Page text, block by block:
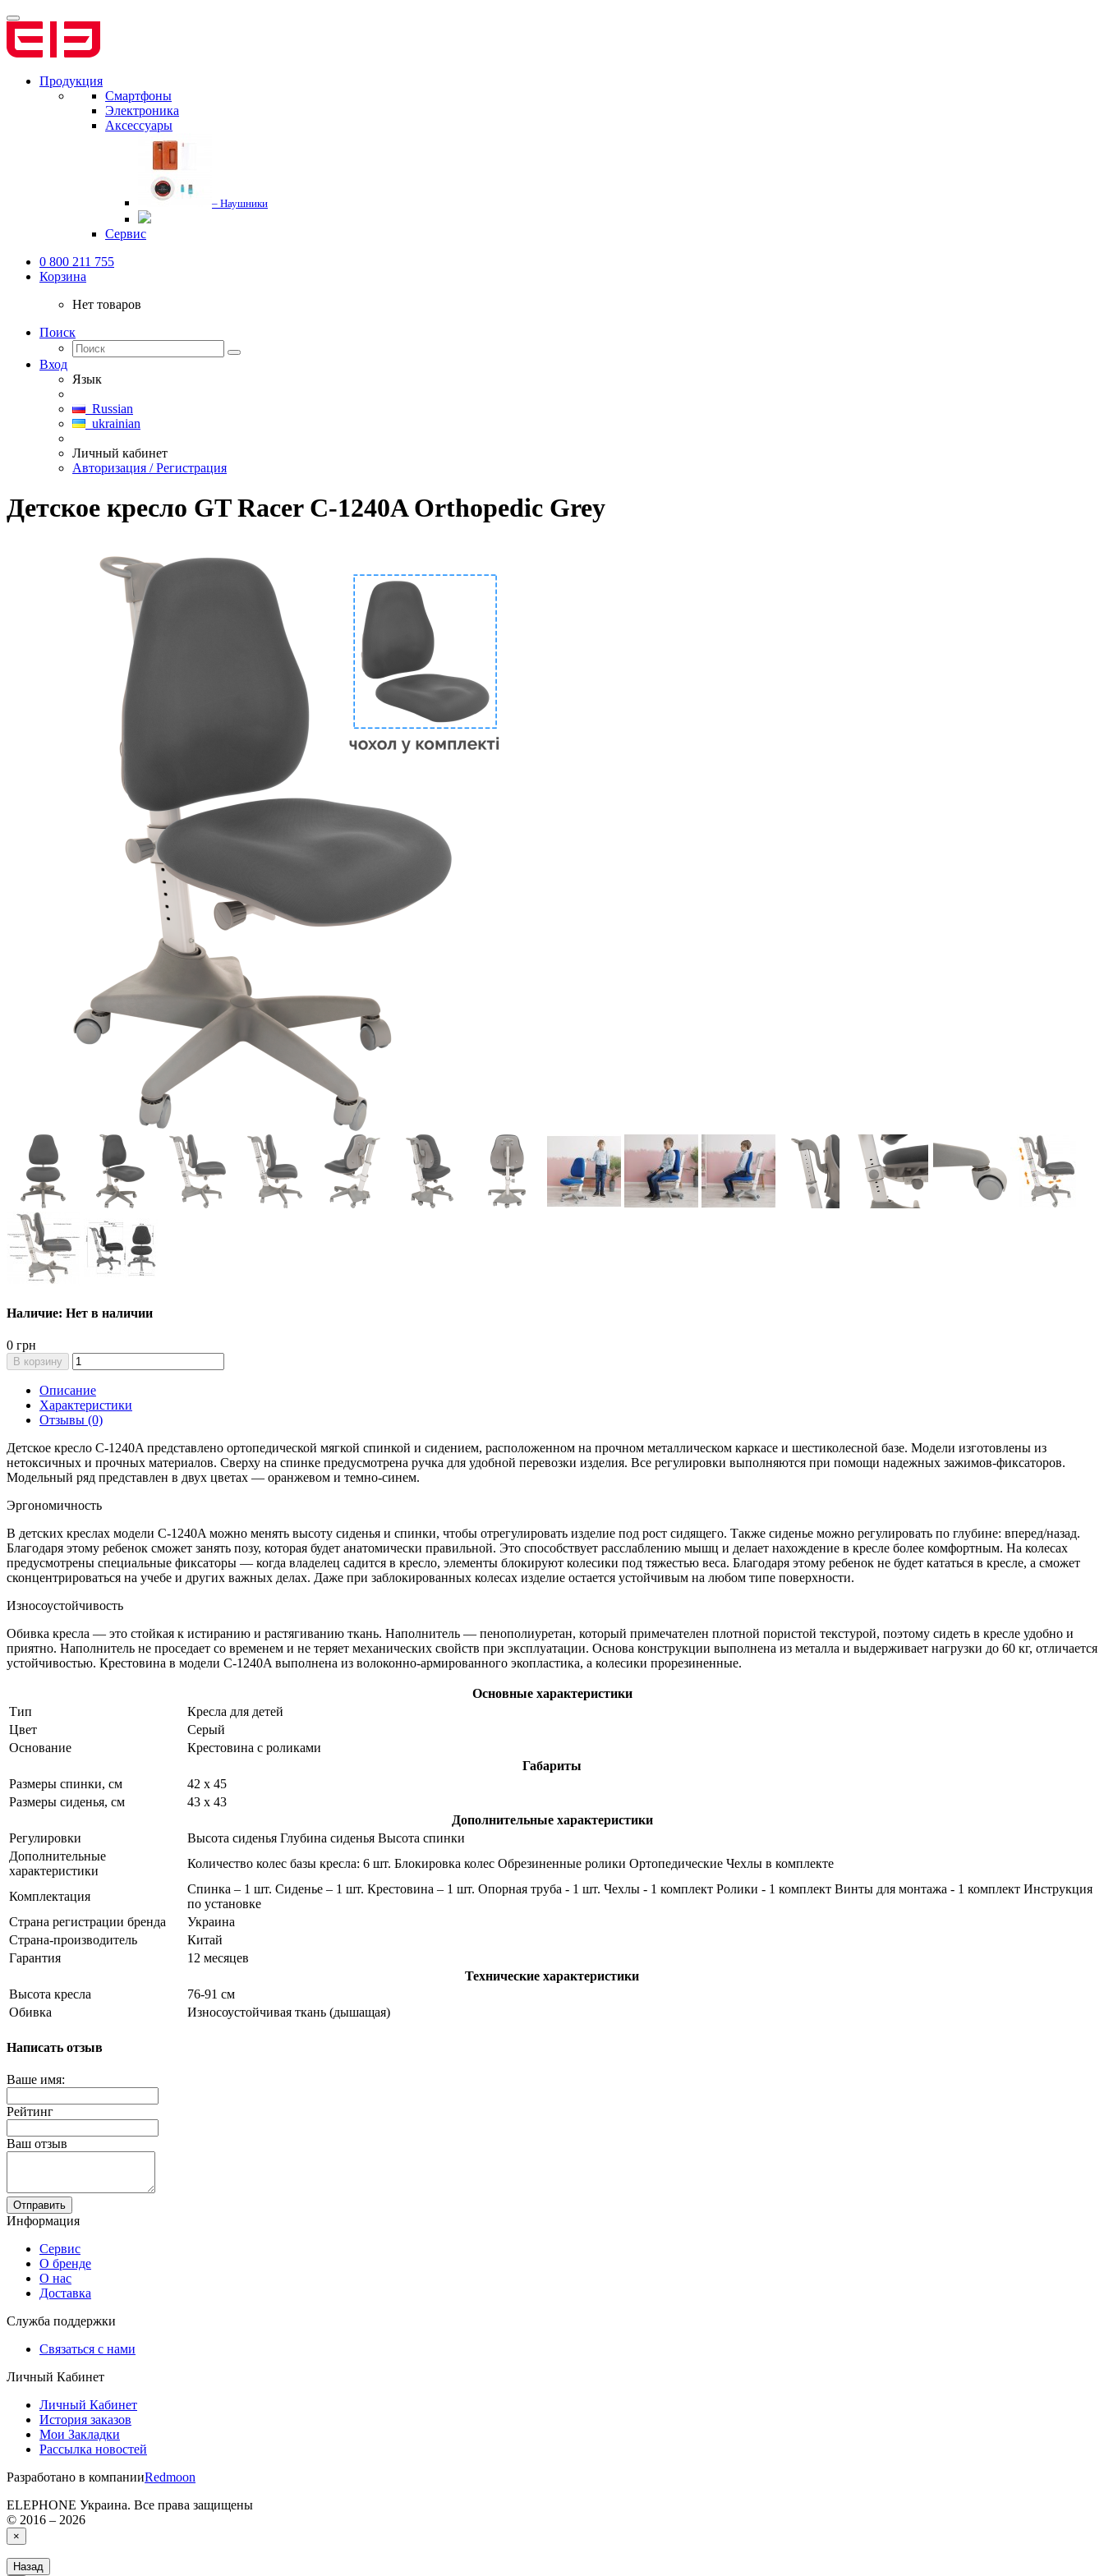
Продукция
Смартфоны
Электроника
Аксессуары
– Наушники
Сервис
0 800 211 755
Корзина
Нет товаров
Поиск
Вход
Язык
Russian
ukrainian
Личный кабинет
Авторизация / Регистрация
Детское кресло GT Racer C-1240A Orthopedic Grey
Наличие: Нет в наличии
0 грн
В корзину
Описание
Характеристики
Отзывы (0)
Детское кресло C-1240A представлено ортопедической мягкой спинкой и сидением, расположенном на прочном металлическом каркасе и шестиколесной базе. Модели изготовлены из
нетоксичных и прочных материалов. Сверху на спинке предусмотрена ручка для удобной перевозки изделия. Все регулировки выполняются при помощи надежных зажимов-фиксаторов.
Модельный ряд представлен в двух цветах — оранжевом и темно-синем.
Эргономичность
В детских креслах модели C-1240A можно менять высоту сиденья и спинки, чтобы отрегулировать изделие под рост сидящего. Также сиденье можно регулировать по глубине: вперед/назад.
Благодаря этому ребенок сможет занять позу, которая будет анатомически правильной. Это способствует расслаблению мышц и делает нахождение в кресле более комфортным. На колесах
предусмотрены специальные фиксаторы — когда владелец садится в кресло, элементы блокируют колесики под тяжестью веса. Благодаря этому ребенок не будет кататься в кресле, а сможет
сконцентрироваться на учебе и других важных делах. Даже при заблокированных колесах изделие остается устойчивым на любом типе поверхности.
Износоустойчивость
Обивка кресла — это стойкая к истиранию и растягиванию ткань. Наполнитель — пенополиуретан, который примечателен плотной пористой текстурой, поэтому сидеть в кресле удобно и
приятно. Наполнитель не проседает со временем и не теряет механических свойств при эксплуатации. Основа конструкции выполнена из металла и выдерживает нагрузки до 60 кг, отличается
устойчивостью. Крестовина в модели C-1240A выполнена из волоконно-армированного экопластика, а колесики прорезиненные.
Основные характеристики
Тип
Кресла для детей
Цвет
Серый
Основание
Крестовина с роликами
Габариты
Размеры спинки, см
42 х 45
Размеры сиденья, см
43 х 43
Дополнительные характеристики
Регулировки
Высота сиденья Глубина сиденья Высота спинки
Дополнительные
характеристики
Количество колес базы кресла: 6 шт. Блокировка колес Обрезиненные ролики Ортопедические Чехлы в комплекте
Комплектация
Спинка – 1 шт. Сиденье – 1 шт. Крестовина – 1 шт. Опорная труба - 1 шт. Чехлы - 1 комплект Ролики - 1 комплект Винты для монтажа - 1 комплект Инструкция
по установке
Страна регистрации бренда
Украина
Страна-производитель
Китай
Гарантия
12 месяцев
Технические характеристики
Высота кресла
76-91 см
Обивка
Износоустойчивая ткань (дышащая)
Написать отзыв
Ваше имя:
Рейтинг
Ваш отзыв
Отправить
Информация
Сервис
О бренде
О нас
Доставка
Служба поддержки
Связаться с нами
Личный Кабинет
Личный Кабинет
История заказов
Мои Закладки
Рассылка новостей
Разработано в компанииRedmoon
ELEPHONE Украина. Все права защищены
© 2016 – 2026
×
Назад